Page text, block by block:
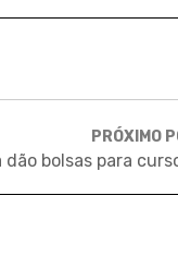
PRÓXIMO